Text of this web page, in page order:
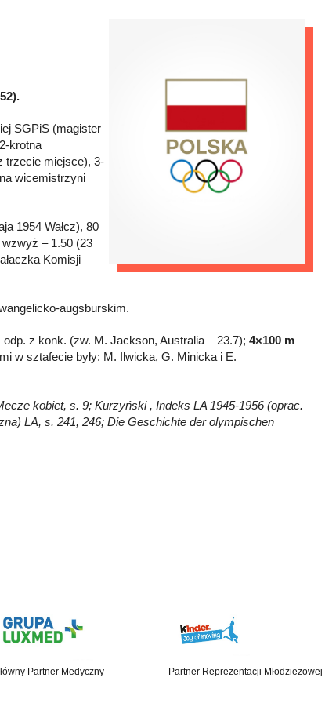
SGPiS (magister
krotna
trzecie miejsce), 3-
wicemistrzyni
1954 Wałcz), 80
wzwyż – 1.50 (23
Komisji
augsburskim.
z konk. (zw. M. Jackson, Australia – 23.7); 4×100 m –
w sztafecie były: M. Ilwicka, G. Minicka i E.
kobiet, s. 9; Kurzyński , Indeks LA 1945-1956 (oprac.
LA, s. 241, 246; Die Geschichte der olympischen
Partner Medyczny Partner Reprezentacji Młodzieżowej